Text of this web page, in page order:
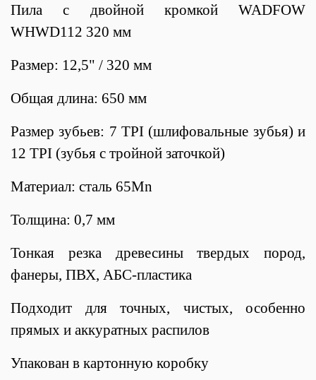
Пила с двойной кромкой WADFOW
WHWD112 320 мм
Размер: 12,5" / 320 мм
Общая длина: 650 мм
Размер зубьев: 7 TPI (шлифовальные зубья) и
12 TPI (зубья с тройной заточкой)
Материал: сталь 65Mn
Толщина: 0,7 мм
Тонкая резка древесины твердых пород,
фанеры, ПВХ, АБС-пластика
Подходит для точных, чистых, особенно
прямых и аккуратных распилов
Упакован в картонную коробку